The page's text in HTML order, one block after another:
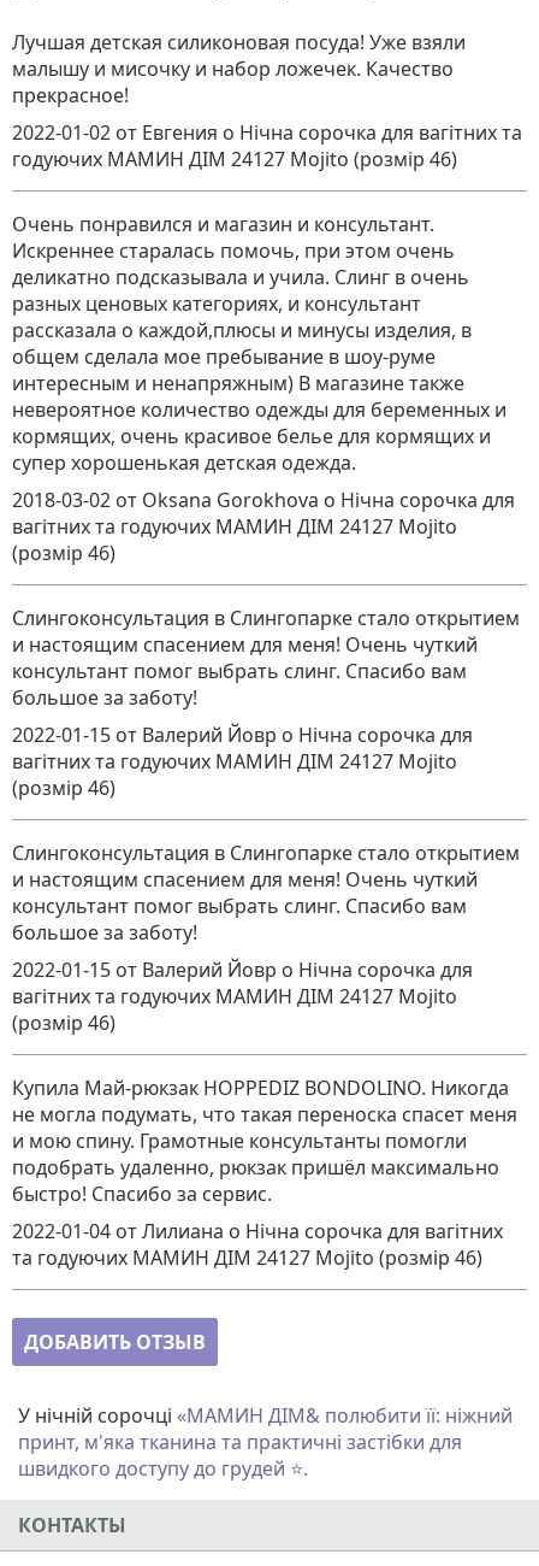
Лучшая детская силиконовая посуда! Уже взяли
малышу и мисочку и набор ложечек. Качество
прекрасное!
2022-01-02 от Евгения о Нічна сорочка для вагітних та
годуючих МАМИН ДІМ 24127 Mojito (розмір 46)
Очень понравился и магазин и консультант.
Искреннее старалась помочь, при этом очень
деликатно подсказывала и учила. Слинг в очень
разных ценовых категориях, и консультант
рассказала о каждой,плюсы и минусы изделия, в
общем сделала мое пребывание в шоу-руме
интересным и ненапряжным) В магазине также
невероятное количество одежды для беременных и
кормящих, очень красивое белье для кормящих и
супер хорошенькая детская одежда.
2018-03-02 от Oksana Gorokhova о Нічна сорочка для
вагітних та годуючих МАМИН ДІМ 24127 Mojito
(розмір 46)
Слингоконсультация в Слингопарке стало открытием
и настоящим спасением для меня! Очень чуткий
консультант помог выбрать слинг. Спасибо вам
большое за заботу!
2022-01-15 от Валерий Йовр о Нічна сорочка для
вагітних та годуючих МАМИН ДІМ 24127 Mojito
(розмір 46)
Слингоконсультация в Слингопарке стало открытием
и настоящим спасением для меня! Очень чуткий
консультант помог выбрать слинг. Спасибо вам
большое за заботу!
2022-01-15 от Валерий Йовр о Нічна сорочка для
вагітних та годуючих МАМИН ДІМ 24127 Mojito
(розмір 46)
Купила Май-рюкзак HOPPEDIZ BONDOLINO. Никогда
не могла подумать, что такая переноска спасет меня
и мою спину. Грамотные консультанты помогли
подобрать удаленно, рюкзак пришёл максимально
быстро! Спасибо за сервис.
2022-01-04 от Лилиана о Нічна сорочка для вагітних
та годуючих МАМИН ДІМ 24127 Mojito (розмір 46)
ДОБАВИТЬ ОТЗЫВ
У нічній сорочці «МАМИН ДІМ& полюбити її: ніжний
принт, м'яка тканина та практичні застібки для
швидкого доступу до грудей ⭐.
КОНТАКТЫ